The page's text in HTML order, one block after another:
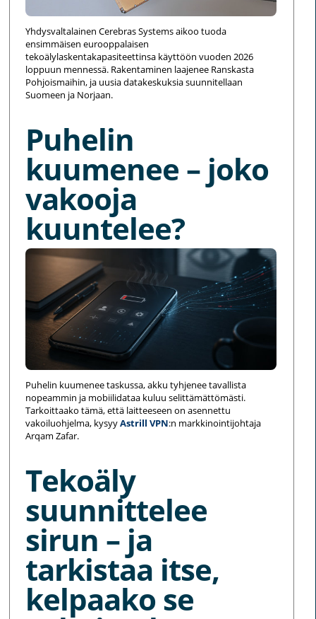
Yhdysvaltalainen Cerebras Systems aikoo tuoda
ensimmäisen eurooppalaisen
tekoälylaskentakapasiteettinsa käyttöön vuoden 2026
loppuun mennessä. Rakentaminen laajenee Ranskasta
Pohjoismaihin, ja uusia datakeskuksia suunnitellaan
Suomeen ja Norjaan.
Puhelin
kuumenee – joko
vakooja
kuuntelee?
Puhelin kuumenee taskussa, akku tyhjenee tavallista
nopeammin ja mobiilidataa kuluu selittämättömästi.
Tarkoittaako tämä, että laitteeseen on asennettu
vakoiluohjelma, kysyyAstrill VPN:n markkinointijohtaja
Arqam Zafar.
Tekoäly
suunnittelee
sirun – ja
tarkistaa itse,
kelpaako se